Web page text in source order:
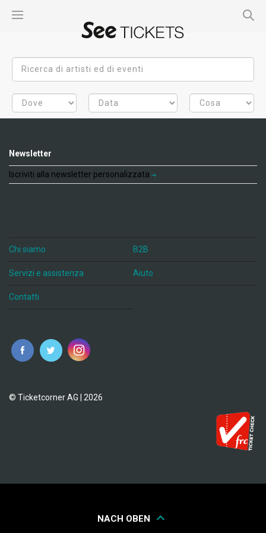
Newsletter
Iscriviti alla newsletter personalizzata
Chi siamo B2B
Servizi e assistenza Aiuto
Contatti
© Ticketcorner AG | 2026
NACH OBEN